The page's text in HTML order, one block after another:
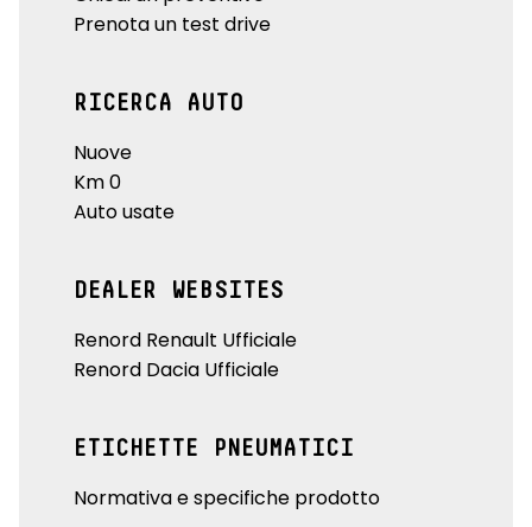
Prenota un test drive
RICERCA AUTO
Nuove
Km 0
Auto usate
DEALER WEBSITES
Renord Renault Ufficiale
Renord Dacia Ufficiale
ETICHETTE PNEUMATICI
Normativa e specifiche prodotto